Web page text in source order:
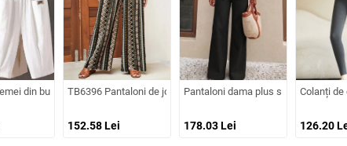
uni, talie elastică, picioare largi
drept, talie elastică, 95% poliester, vară 2025
din bumbac și in, croiți 3/4, stil hareem, talie medie, croială lejeră, vară
TB6396 Pantaloni de jogging transfrontalieri mărimi mari
152.58Lei
Pantaloni dama plus size cu
178.03Lei
Colanți
126.20